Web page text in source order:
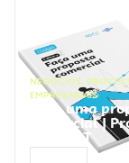
NEGÓCIOS,
EMPRESARIAIS
Faça uma
comercial |
ChatGPT